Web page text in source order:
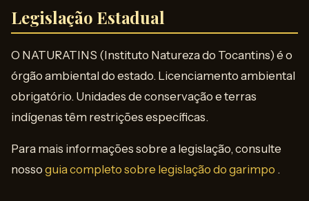
Legislação Estadual
O NATURATINS (Instituto Natureza do Tocantins) é o
órgão ambiental do estado. Licenciamento ambiental
obrigatório. Unidades de conservação e terras
indígenas têm restrições específicas.
Para mais informações sobre a legislação, consulte
nosso guia completo sobre legislação do garimpo .